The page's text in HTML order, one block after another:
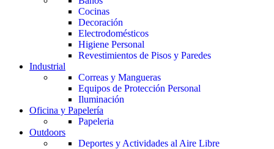
Cocinas
Decoración
Electrodomésticos
Higiene Personal
Revestimientos de Pisos y Paredes
Industrial
Correas y Mangueras
Equipos de Protección Personal
Iluminación
Oficina y Papelería
Papeleria
Outdoors
Deportes y Actividades al Aire Libre